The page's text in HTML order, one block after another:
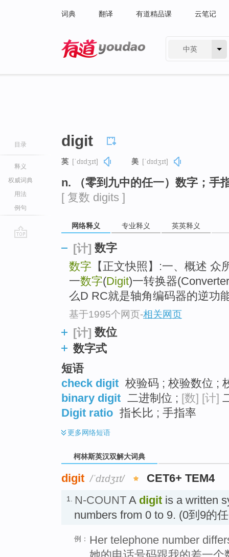
词典 翻译 有道精品课 云笔记
中英
目录
释义
权威词典
用法
例句
digit
英 [ˈdɪdʒɪt] 美 [ˈdɪdʒɪt]
n. （零到九中的任一）数字；手
[ 复数 digits ]
网络释义 专业释义 英英释义
[计] 数字
数字 【正文快照】:一、概述
一数字(Digit)一转换器
么D RC就是轴角编码器的逆功
基于1995个网页-相关网页
[计] 数位
数字式
短语
check digit 校验码 ; 校验数位 ;
binary digit 二进制位 ; [数] [计]
Digit ratio 指长比 ; 手指率
更多网络短语
柯林斯英汉双解大词典
digit /ˈdɪdʒɪt/ CET6+ TEM4
1. N-COUNT A digit is a written
numbers from 0 to 9. (0到9的
例： Her telephone number